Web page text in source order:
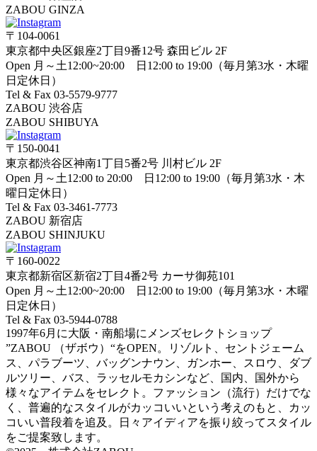
ZABOU GINZA
〒104-0061
東京都中央区銀座2丁目9番12号 森田ビル 2F
Open 月～土12:00~20:00 日12:00 to 19:00（毎月第3水・木曜
日定休日）
Tel & Fax 03-5579-9777
ZABOU 渋谷店
ZABOU SHIBUYA
〒150-0041
東京都渋谷区神南1丁目5番2号 川村ビル 2F
Open 月～土12:00 to 20:00 日12:00 to 19:00（毎月第3水・木
曜日定休日）
Tel & Fax 03-3461-7773
ZABOU 新宿店
ZABOU SHINJUKU
〒160-0022
東京都新宿区新宿2丁目4番2号 カーサ御苑101
Open 月～土12:00~20:00 日12:00 to 19:00（毎月第3水・木曜
日定休日）
Tel & Fax 03-5944-0788
1997年6月に大阪・南船場にメンズセレクトショップ
”ZABOU （ザボウ）“をOPEN。リゾルト、セントジェーム
ス、パラブーツ、バッグンナウン、ガンホー、スロウ、ダブ
ルツリー、バス、ラッセルモカシンなど、国内、国外から
様々なアイテムをセレクト。ファッション（流行）だけでな
く、普遍的なスタイルがカッコいいという考えのもと、カッ
コいい普段着を追及。日々アイディアを振り絞ってスタイル
をご提案致します。